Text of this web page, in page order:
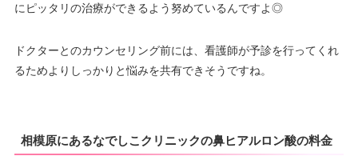
にピッタリの治療ができるよう努めているんですよ◎
ドクターとのカウンセリング前には、看護師が予診を行ってくれ
るためよりしっかりと悩みを共有できそうですね。
相模原にあるなでしこクリニックの鼻ヒアルロン酸の料金